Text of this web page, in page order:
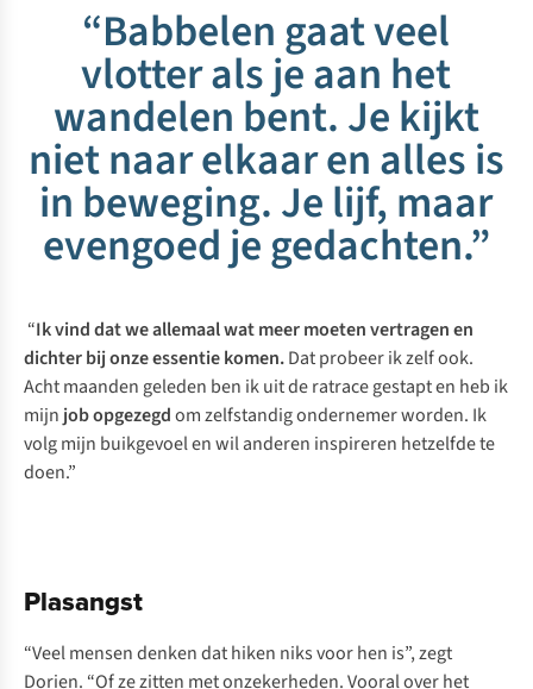
“Babbelen gaat veel
vlotter als je aan het
wandelen bent. Je kijkt
niet naar elkaar en alles is
in beweging. Je lijf, maar
evengoed je gedachten.”
“Ik vind dat we allemaal wat meer moeten vertragen en
dichter bij onze essentie komen.Dat probeer ik zelf ook.
Acht maanden geleden ben ik uit de ratrace gestapt en heb ik
mijn job opgezegdom zelfstandig ondernemer worden. Ik
volg mijn buikgevoel en wil anderen inspireren hetzelfde te
doen.”
Plasangst
“Veel mensen denken dat hiken niks voor hen is”, zegt
Dorien. “Of ze zitten met onzekerheden. Vooral over het